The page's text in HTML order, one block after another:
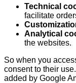
Technical
facilitate
Analytical
the websites.
So when you
consent to their
added by Google